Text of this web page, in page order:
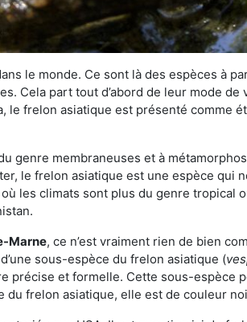
le monde. Ce sont là des espèces à
Cela part tout d’abord de leur mode de
frelon asiatique est présenté comme
genre membraneuses et à
le frelon asiatique est une espèce qui
les climats sont plus du genre tropical
Marne, ce n’est vraiment rien de bien
sous-espèce du frelon asiatique (
précise et formelle. Cette sous-espèce
frelon asiatique, elle est de couleur